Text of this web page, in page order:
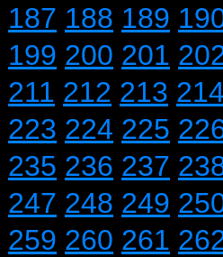
187 188 189
199 200 201
211 212 213
223 224 225
235 236 237
247 248 249
259 260 261